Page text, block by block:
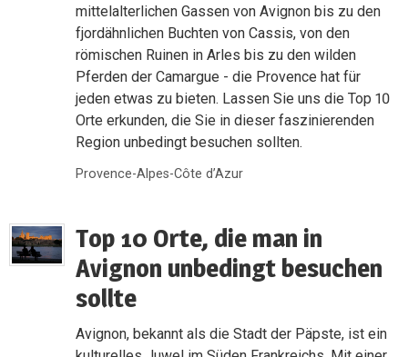
mittelalterlichen Gassen von Avignon bis zu den
fjordähnlichen Buchten von Cassis, von den
römischen Ruinen in Arles bis zu den wilden
Pferden der Camargue - die Provence hat für
jeden etwas zu bieten. Lassen Sie uns die Top 10
Orte erkunden, die Sie in dieser faszinierenden
Region unbedingt besuchen sollten.
Provence-Alpes-Côte d’Azur
Top 10 Orte, die man in
Avignon unbedingt besuchen
sollte
Avignon, bekannt als die Stadt der Päpste, ist ein